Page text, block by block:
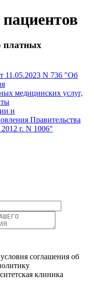
платных
11.05.2023 N 736 "Об
медицинских услуг,
и
Правительства
г. N 1006"
соглашения об
клиника